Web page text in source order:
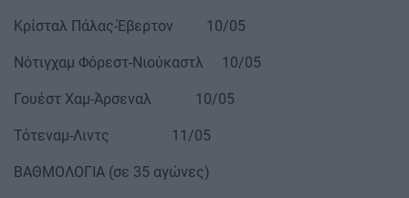
Κρίσταλ Πάλας-Έβερτον 10/05
Νότιγχαμ Φόρεστ-Νιούκαστλ 10/05
Γουέστ Χαμ-Άρσεναλ 10/05
Τότεναμ-Λιντς 11/05
ΒΑΘΜΟΛΟΓΙΑ (σε 35 αγώνες)